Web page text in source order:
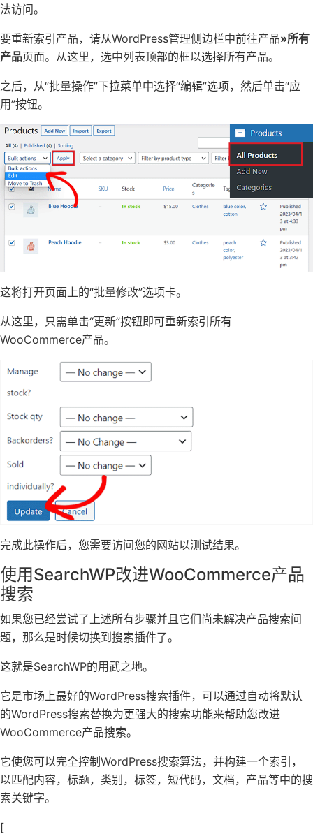
法访问。
要重新索引产品，请从WordPress管理侧边栏中前往产品»所有
产品页面。从这里，选中列表顶部的框以选择所有产品。
之后，从“批量操作”下拉菜单中选择“编辑”选项，然后单击“应
用”按钮。
这将打开页面上的“批量修改”选项卡。
从这里，只需单击“更新”按钮即可重新索引所有
WooCommerce产品。
完成此操作后，您需要访问您的网站以测试结果。
使用SearchWP改进WooCommerce产品
搜索
如果您已经尝试了上述所有步骤并且它们尚未解决产品搜索问
题，那么是时候切换到搜索插件了。
这就是SearchWP的用武之地。
它是市场上最好的WordPress搜索插件，可以通过自动将默认
的WordPress搜索替换为更强大的搜索功能来帮助您改进
WooCommerce产品搜索。
它使您可以完全控制WordPress搜索算法，并构建一个索引，
以匹配内容，标题，类别，标签，短代码，文档，产品等中的搜
索关键字。
[